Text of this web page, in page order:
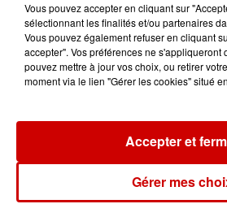
Le Duel -
pour le parc
Destination
votre séjour
de la...
Vous pouvez accepter en cliquant sur
sélectionnant les finalités et/ou partenaires
Vous pouvez également refuser en cliquant
accepter". Vos préférences ne s'appliqueront
pouvez mettre à jour vos choix, ou retirer
moment via le lien "Gérer les cookies" situé
Gérer mes
Accepter et